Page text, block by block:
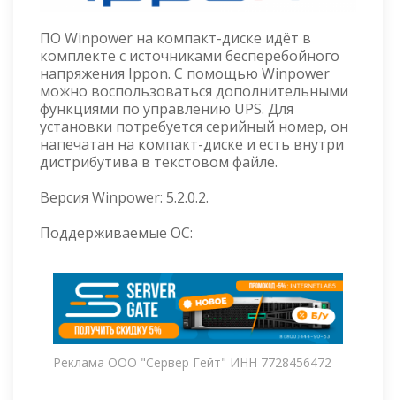
ПО Winpower на компакт-диске идёт в
комплекте с источниками бесперебойного
напряжения Ippon. С помощью Winpower
можно воспользоваться дополнительными
функциями по управлению UPS. Для
установки потребуется серийный номер, он
напечатан на компакт-диске и есть внутри
дистрибутива в текстовом файле.
Версия Winpower: 5.2.0.2.
Поддерживаемые ОС:
Реклама ООО "Сервер Гейт" ИНН 7728456472